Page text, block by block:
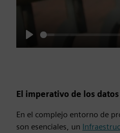
Play
El imperativo de los datos
En el complejo entorno de
son esenciales, un